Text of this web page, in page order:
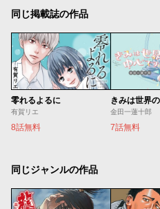
同じ掲載誌の作品
零れるよるに
有賀リエ
8話無料
きみは世界
金田一蓮十郎
7話無料
同じジャンルの作品